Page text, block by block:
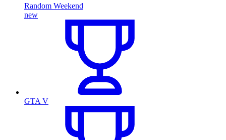
Random Weekend
new
GTA V